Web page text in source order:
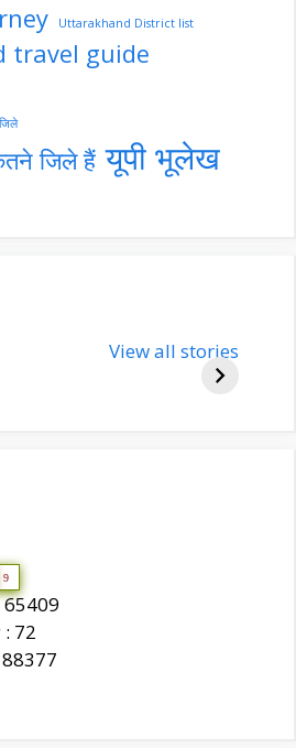
Uttarakhand District list
travel guide
जिले हैं यूपी भूलेख
bjp-india-
about
View all stories
9
72